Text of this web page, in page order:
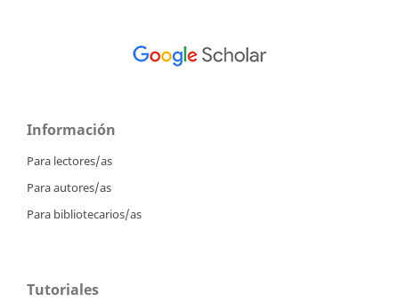
Información
Para lectores/as
Para autores/as
Para bibliotecarios/as
Tutoriales